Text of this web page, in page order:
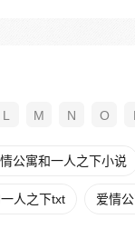
L M N O
公寓和一人之下小说
人之下txt 爱情